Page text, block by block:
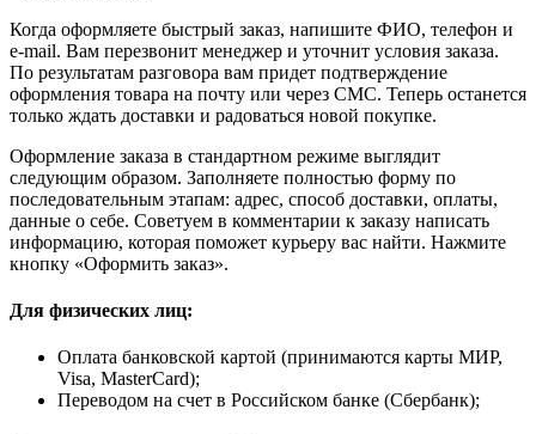
Когда оформляете быстрый заказ, напишите ФИО, телефон и
e-mail. Вам перезвонит менеджер и уточнит условия заказа.
По результатам разговора вам придет подтверждение
оформления товара на почту или через СМС. Теперь останется
только ждать доставки и радоваться новой покупке.
Оформление заказа в стандартном режиме выглядит
следующим образом. Заполняете полностью форму по
последовательным этапам: адрес, способ доставки, оплаты,
данные о себе. Советуем в комментарии к заказу написать
информацию, которая поможет курьеру вас найти. Нажмите
кнопку «Оформить заказ».
Для физических лиц:
Оплата банковской картой (принимаются карты МИР,
Visa, MasterCard);
Переводом на счет в Российском банке (Сбербанк);